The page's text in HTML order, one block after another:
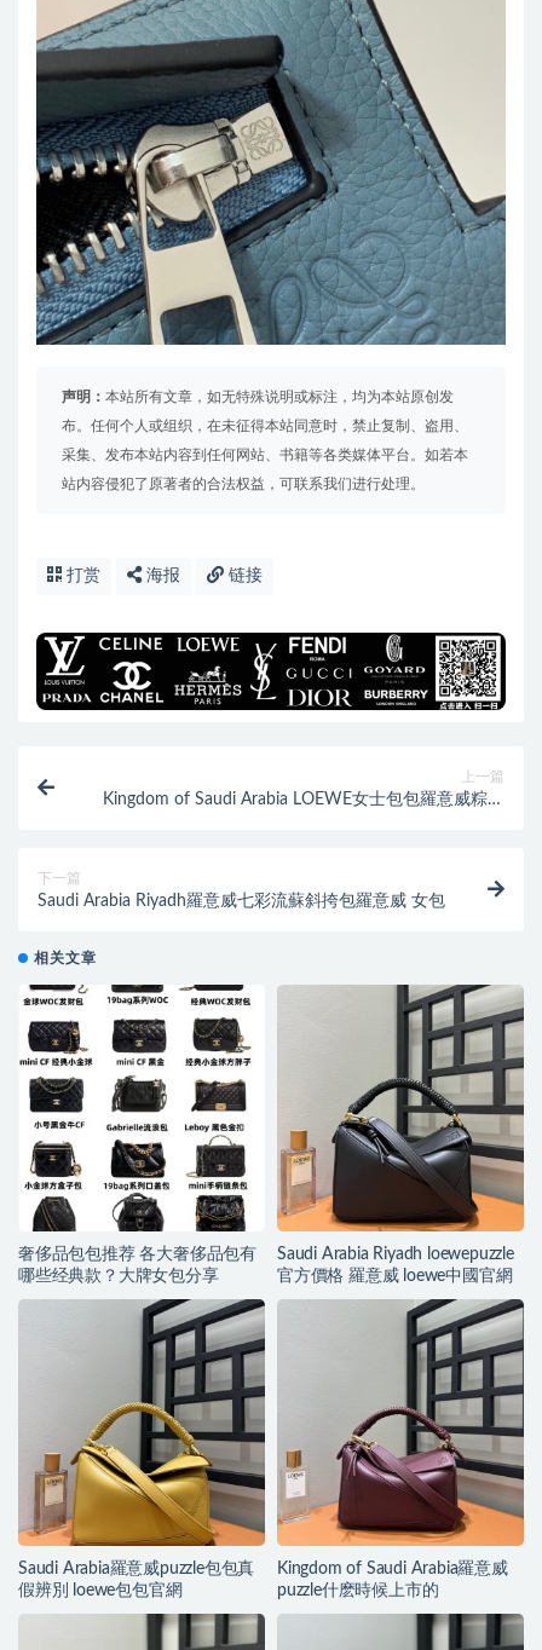
声明： 本站所有文章，如无特殊说明或标注，均为本站原创发
布。任何个人或组织，在未征得本站同意时，禁止复制、盗用、
采集、发布本站内容到任何网站、书籍等各类媒体平台。如若本
站内容侵犯了原著者的合法权益，可联系我们进行处理。
打赏 海报 链接
上一篇
Kingdom of Saudi Arabia LOEWE女士包包羅意威粽子
下一篇
Saudi Arabia Riyadh羅意威七彩流蘇斜挎包羅意威 女包
相关文章
奢侈品包包推荐 各大奢侈品包有
哪些经典款？大牌女包分享
Saudi Arabia Riyadh loewepuzzle
官方價格 羅意威 loewe中國官網
Saudi Arabia羅意威puzzle包包真
假辨別 loewe包包官網
Kingdom of Saudi Arabia羅意威
puzzle什麽時候上市的